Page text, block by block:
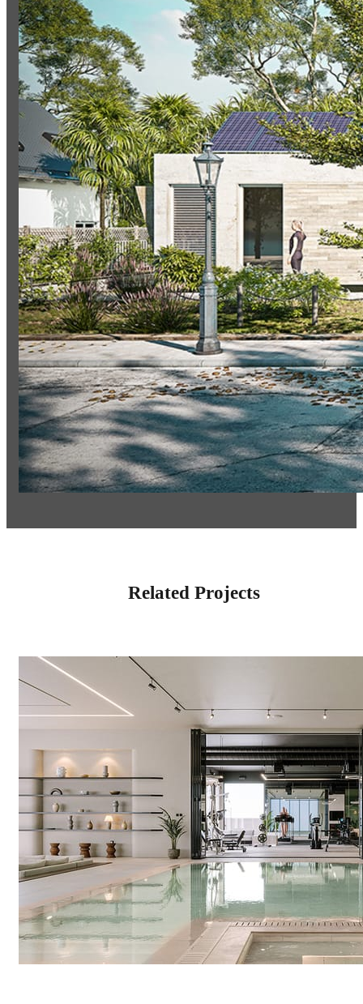
Related Projects